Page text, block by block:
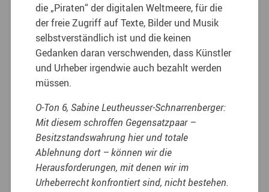
die „Piraten“ der digitalen Weltmeere, für die
der freie Zugriff auf Texte, Bilder und Musik
selbstverständlich ist und die keinen
Gedanken daran verschwenden, dass Künstler
und Urheber irgendwie auch bezahlt werden
müssen.
O-Ton 6, Sabine Leutheusser-Schnarrenberger:
Mit diesem schroffen Gegensatzpaar –
Besitzstandswahrung hier und totale
Ablehnung dort – können wir die
Herausforderungen, mit denen wir im
Urheberrecht konfrontiert sind, nicht bestehen.